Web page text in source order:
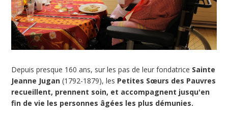
Depuis presque 160 ans, sur les pas de leur fondatrice Sainte
Jeanne Jugan (1792-1879), les Petites Sœurs des Pauvres
recueillent, prennent soin, et accompagnent jusqu'en
fin de vie les personnes âgées les plus démunies.